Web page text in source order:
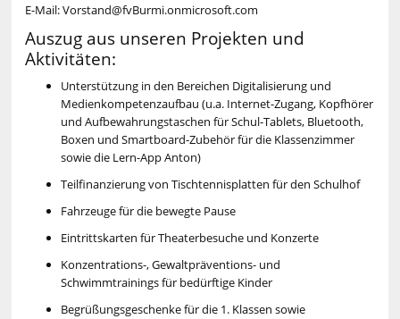
E-Mail: Vorstand@fvBurmi.onmicrosoft.com
Auszug aus unseren Projekten und
Aktivitäten:
Unterstützung in den Bereichen Digitalisierung und
Medienkompetenzaufbau (u.a. Internet-Zugang, Kopfhörer
und Aufbewahrungstaschen für Schul-Tablets, Bluetooth,
Boxen und Smartboard-Zubehör für die Klassenzimmer
sowie die Lern-App Anton)
Teilfinanzierung von Tischtennisplatten für den Schulhof
Fahrzeuge für die bewegte Pause
Eintrittskarten für Theaterbesuche und Konzerte
Konzentrations-, Gewaltpräventions- und
Schwimmtrainings für bedürftige Kinder
Begrüßungsgeschenke für die 1. Klassen sowie